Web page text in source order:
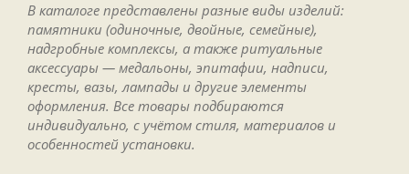
В каталоге представлены разные виды изделий:
памятники (одиночные, двойные, семейные),
надгробные комплексы, а также ритуальные
аксессуары — медальоны, эпитафии, надписи,
кресты, вазы, лампады и другие элементы
оформления. Все товары подбираются
индивидуально, с учётом стиля, материалов и
особенностей установки.